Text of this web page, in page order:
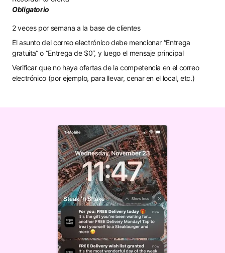
Obligatorio
2 veces por semana a la base de clientes
El asunto del correo electrónico debe mencionar “Entrega
gratuita“ o “Entrega de $0“, y luego el mensaje principal
Verificar que no haya ofertas de la competencia en el correo
electrónico (por ejemplo, para llevar, cenar en el local, etc.)